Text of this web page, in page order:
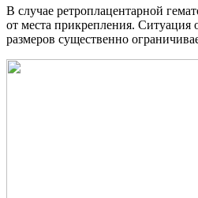
В случае ретроплацентарной
от места прикрепления. Ситуация
размеров существенно